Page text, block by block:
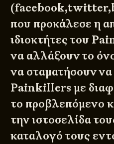
(facebook,twitter
που προκάλεσε η
ιδιοκτήτες του
να αλλάξουν το
να σταματήσουν
Painkillers με
το προβλεπόμενο
την ιστοσελίδα
καταλογό τους